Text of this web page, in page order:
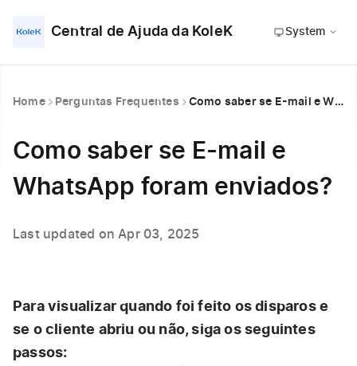
Central de Ajuda da KoleK System
Home Perguntas Frequentes Como saber se E-mail e WhatsApp foram enviados?
Como saber se E-mail e
WhatsApp foram enviados?
Last updated on Apr 03, 2025
Para visualizar quando foi feito os disparos e
se o cliente abriu ou não, siga os seguintes
passos: